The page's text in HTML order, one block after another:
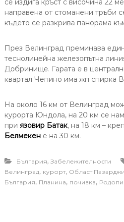
се издига кръст с височина 22
направена от стоманени тръби
където се разкрива панорама
През Велинград преминава
теснолинейна железопътна
Добринище. Гарата е в
квартал Чепино има жп спирка
На около 16 км от Велинград
курорта Юндола, на 20 км се
при язовир Батак, на 18 км –
Белмекене на 30 км.
България, Забележителности
Велинград, курорт, Област
България, Планина, почивка, Родопи